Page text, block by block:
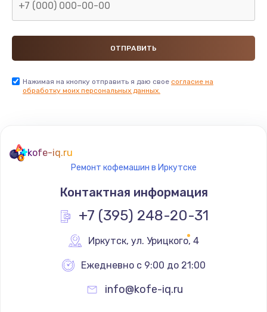
Нажимая на кнопку отправить я даю свое согласие на
обработку моих персональных данных.
kofe-iq.ru
Ремонт кофемашин в Иркутске
Контактная информация
+7 (395) 248-20-31
Иркутск, ул. Урицкого, 4
Ежедневно с 9:00 до 21:00
info@kofe-iq.ru